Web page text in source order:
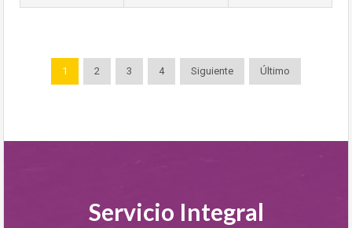
1 2 3 4 Siguiente Último
Servicio Integral